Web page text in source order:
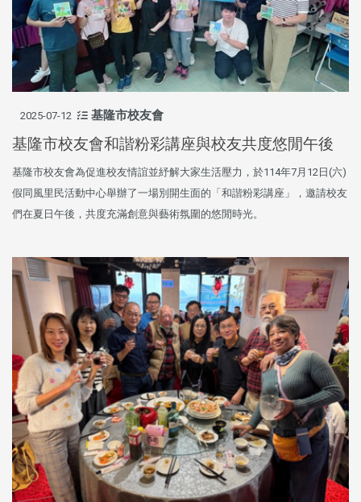
2025-07-12 基隆市校友會
基隆市校友會和諧粉彩講座與校友共度悠閒午後
基隆市校友會為促進校友情誼並紓解大家生活壓力，於114年7月12日(六)
假同風里民活動中心舉辦了一場別開生面的「和諧粉彩講座」，邀請校友
們在夏日午後，共度充滿創意與藝術氛圍的悠閒時光。